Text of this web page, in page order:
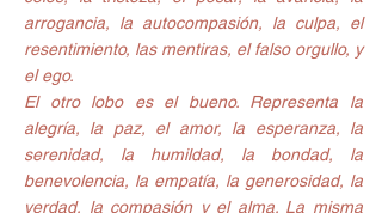
arrogancia, la autocompasión, la culpa, el
resentimiento, las mentiras, el falso orgullo, y
el ego.
El otro lobo es el bueno. Representa la
alegría, la paz, el amor, la esperanza, la
serenidad, la humildad, la bondad, la
benevolencia, la empatía, la generosidad, la
verdad, la compasión y el alma. La misma